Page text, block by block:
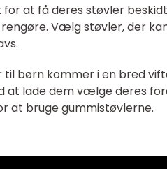
for at få deres støvler
Vælg støvler, der
til børn kommer i en bred
at lade dem vælge deres
at bruge gummistøvlerne.